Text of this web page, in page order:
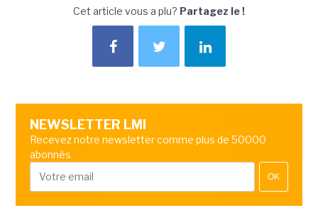
Cet article vous a plu? Partagez le !
NEWSLETTER LMI
Recevez notre newsletter comme plus de 50000
abonnés
OK